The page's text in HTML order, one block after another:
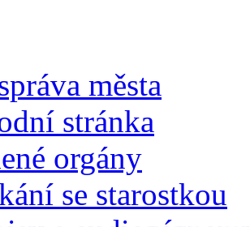
města
stránka
orgány
se starostkou